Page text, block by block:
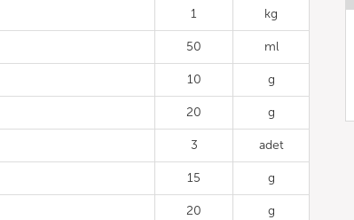
1 kg
50 ml
10 g
20 g
3 adet
15 g
20 g